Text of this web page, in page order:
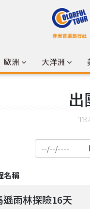
歐洲 大洋洲
出
名稱
雨林探險16天